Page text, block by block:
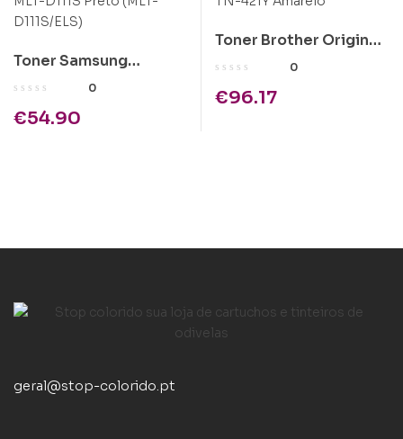
Toner Samsung
Original MLT-D111S
0
€54.90
Toner Brother Original
TN-421Y Amarelo
0
€96.17
geral@stop-colorido.pt